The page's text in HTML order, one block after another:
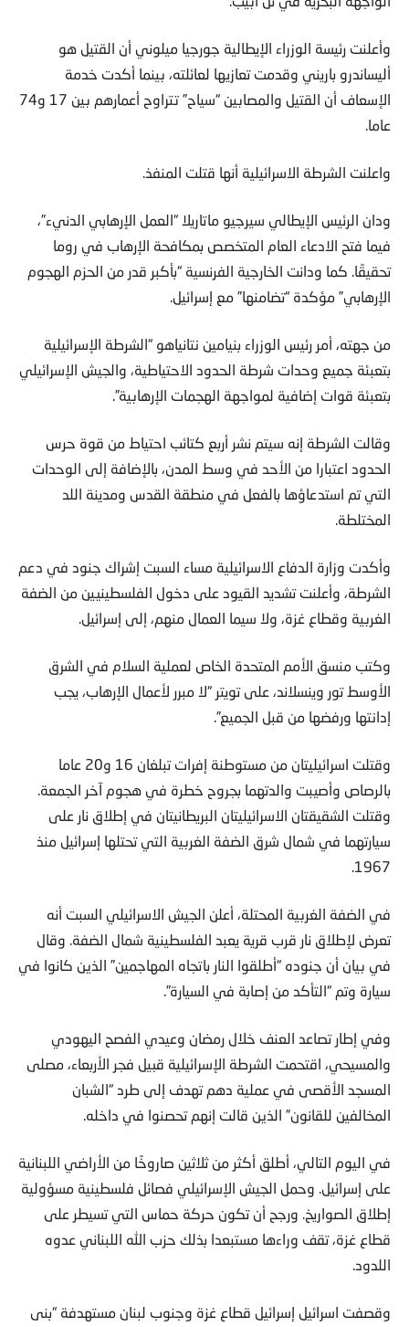
وأعلنت رئيسة الوزراء الإيطالية جورجيا ميلوني أن القتيل هو
أليساندرو باريني وقدمت تعازيها لعائلته، بينما أكدت خدمة
الإسعاف أن القتيل والمصابين “سياح” تتراوح أعمارهم بين 17 و74
عاما.
واعلنت الشرطة الاسرائيلية أنها قتلت المنفذ.
ودان الرئيس الإيطالي سيرجيو ماتاريلا “العمل الإرهابي الدنيء”،
فيما فتح الادعاء العام المتخصص بمكافحة الإرهاب في روما
تحقيقًا. كما ودانت الخارجية الفرنسية “بأكبر قدر من الحزم الهجوم
الإرهابي” مؤكدة “تضامنها” مع إسرائيل.
من جهته، أمر رئيس الوزراء بنيامين نتانياهو “الشرطة الإسرائيلية
بتعبئة جميع وحدات شرطة الحدود الاحتياطية، والجيش الإسرائيلي
بتعبئة قوات إضافية لمواجهة الهجمات الإرهابية”.
وقالت الشرطة إنه سيتم نشر أربع كتائب احتياط من قوة حرس
الحدود اعتبارا من الأحد في وسط المدن، بالإضافة إلى الوحدات
التي تم استدعاؤها بالفعل في منطقة القدس ومدينة اللد
المختلطة.
وأكدت وزارة الدفاع الاسرائيلية مساء السبت إشراك جنود في دعم
الشرطة، وأعلنت تشديد القيود على دخول الفلسطينيين من الضفة
الغربية وقطاع غزة، ولا سيما العمال منهم، إلى إسرائيل.
وكتب منسق الأمم المتحدة الخاص لعملية السلام في الشرق
الأوسط تور وينسلاند، على تويتر “لا مبرر لأعمال الإرهاب، يجب
إدانتها ورفضها من قبل الجميع”.
وقتلت اسرائيليتان من مستوطنة إفرات تبلغان 16 و20 عاما
بالرصاص وأصيبت والدتهما بجروح خطرة في هجوم آخر الجمعة.
وقتلت الشقيقتان الاسرائيليتان البريطانيتان في إطلاق نار على
سيارتهما في شمال شرق الضفة الغربية التي تحتلها إسرائيل منذ
1967.
في الضفة الغربية المحتلة، أعلن الجيش الاسرائيلي السبت أنه
تعرض لإطلاق نار قرب قرية يعبد الفلسطينية شمال الضفة. وقال
في بيان أن جنوده “أطلقوا النار باتجاه المهاجمين” الذين كانوا في
سيارة وتم “التأكد من إصابة في السيارة”.
وفي إطار تصاعد العنف خلال رمضان وعيدي الفصح اليهودي
والمسيحي، اقتحمت الشرطة الإسرائيلية قبيل فجر الأربعاء، مصلى
المسجد الأقصى في عملية دهم تهدف إلى طرد “الشبان
المخالفين للقانون” الذين قالت إنهم تحصنوا في داخله.
في اليوم التالي، أطلق أكثر من ثلاثين صاروخًا من الأراضي اللبنانية
على إسرائيل. وحمل الجيش الإسرائيلي فصائل فلسطينية مسؤولية
إطلاق الصواريخ. ورجح أن تكون حركة حماس التي تسيطر على
قطاع غزة، تقف وراءها مستبعدا بذلك حزب الله اللبناني عدوه
اللدود.
وقصفت اسرائيل إسرائيل قطاع غزة وجنوب لبنان مستهدفة “بنى